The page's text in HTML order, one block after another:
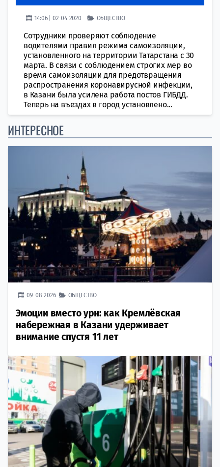
14:06 | 02-04-2020 ОБЩЕСТВО
Сотрудники проверяют соблюдение
водителями правил режима самоизоляции,
установленного на территории Татарстана с 30
марта. В связи с соблюдением строгих мер во
время самоизоляции для предотвращения
распространения коронавирусной инфекции,
в Казани была усилена работа постов ГИБДД.
Теперь на въездах в город установлено...
ИНТЕРЕСНОЕ
09-08-2026 ОБЩЕСТВО
Эмоции вместо урн: как Кремлёвская
набережная в Казани удерживает
внимание спустя 11 лет